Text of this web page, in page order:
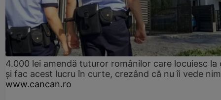
4.000 lei amendă tuturor românilor care locuiesc la
și fac acest lucru în curte, crezând că nu îi vede
www.cancan.ro